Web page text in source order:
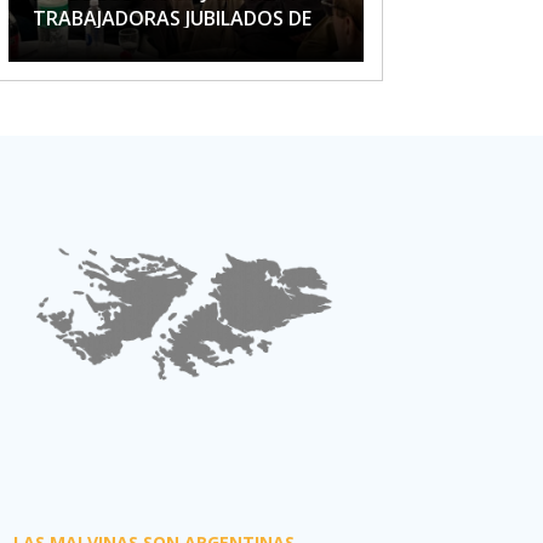
TRABAJADORAS JUBILADOS DE
APTA